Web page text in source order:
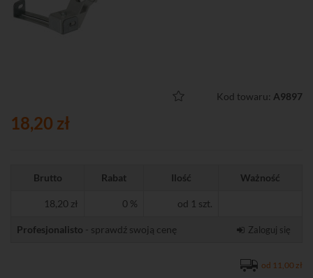
Kod towaru: A9897
18,20 zł
Brutto Rabat Ilość Ważność
18,20 zł 0 % od 1 szt.
Profesjonalisto - sprawdź swoją cenę Zaloguj się
od 11,00 zł